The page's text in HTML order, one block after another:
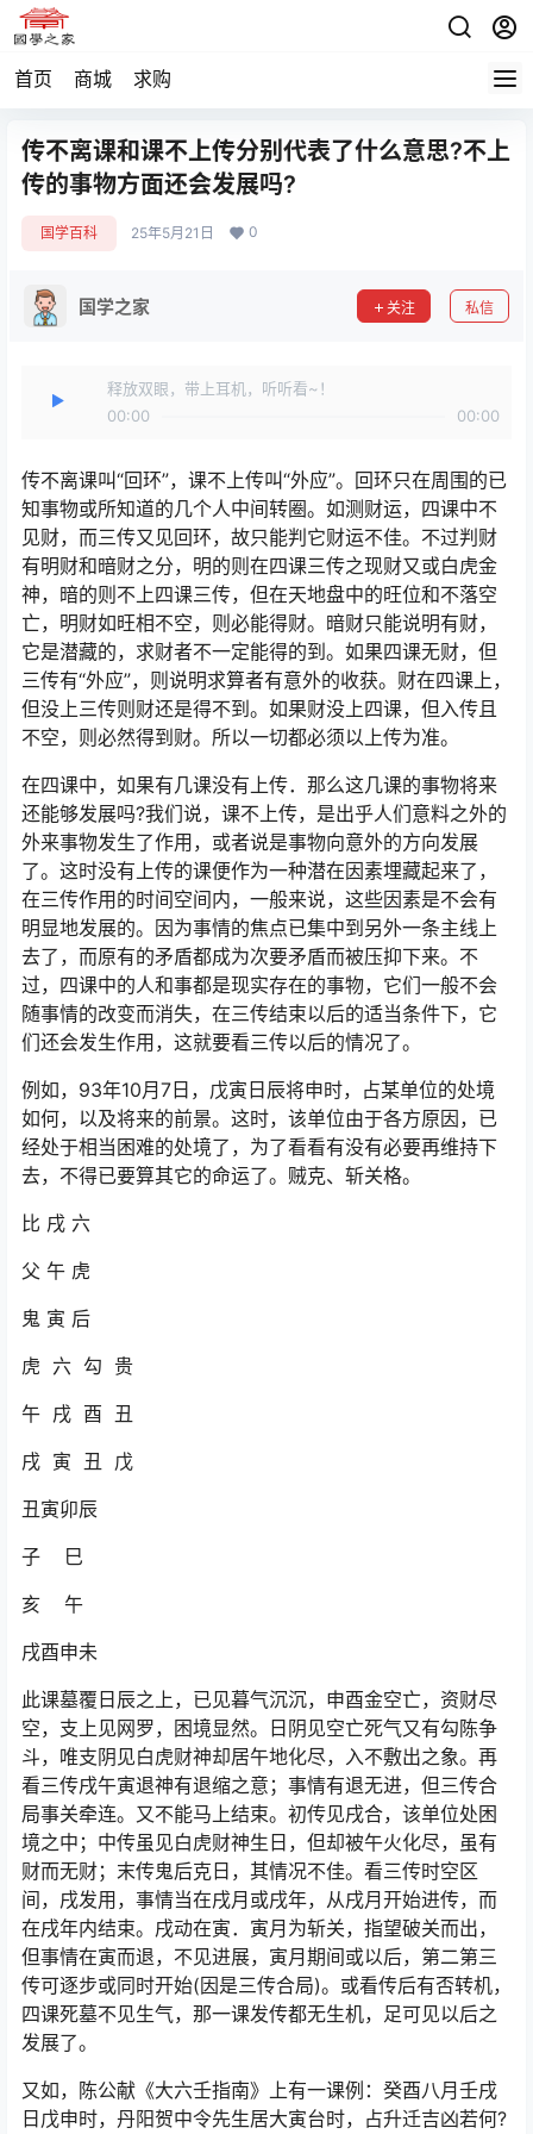
首页 商城 求购
传不离课和课不上传分别代表了什么意思?不上
传的事物方面还会发展吗?
国学百科 25年5月21日 0
国学之家 关注 私信
释放双眼，带上耳机，听听看~！
00:00
00:00
传不离课叫“回环”，课不上传叫“外应”。回环只在周围的已
知事物或所知道的几个人中间转圈。如测财运，四课中不
见财，而三传又见回环，故只能判它财运不佳。不过判财
有明财和暗财之分，明的则在四课三传之现财又或白虎金
神，暗的则不上四课三传，但在天地盘中的旺位和不落空
亡，明财如旺相不空，则必能得财。暗财只能说明有财，
它是潜藏的，求财者不一定能得的到。如果四课无财，但
三传有“外应”，则说明求算者有意外的收获。财在四课上，
但没上三传则财还是得不到。如果财没上四课，但入传且
不空，则必然得到财。所以一切都必须以上传为准。
在四课中，如果有几课没有上传．那么这几课的事物将来
还能够发展吗?我们说，课不上传，是出乎人们意料之外的
外来事物发生了作用，或者说是事物向意外的方向发展
了。这时没有上传的课便作为一种潜在因素埋藏起来了，
在三传作用的时间空间内，一般来说，这些因素是不会有
明显地发展的。因为事情的焦点已集中到另外一条主线上
去了，而原有的矛盾都成为次要矛盾而被压抑下来。不
过，四课中的人和事都是现实存在的事物，它们一般不会
随事情的改变而消失，在三传结束以后的适当条件下，它
们还会发生作用，这就要看三传以后的情况了。
例如，93年10月7日，戊寅日辰将申时，占某单位的处境
如何，以及将来的前景。这时，该单位由于各方原因，已
经处于相当困难的处境了，为了看看有没有必要再维持下
去，不得已要算其它的命运了。贼克、斩关格。
比 戌 六
父 午 虎
鬼 寅 后
虎 六 勾 贵
午 戌 酉 丑
戌 寅 丑 戊
丑寅卯辰
子 巳
亥 午
戌酉申未
此课墓覆日辰之上，已见暮气沉沉，申酉金空亡，资财尽
空，支上见网罗，困境显然。日阴见空亡死气又有勾陈争
斗，唯支阴见白虎财神却居午地化尽，入不敷出之象。再
看三传戌午寅退神有退缩之意；事情有退无进，但三传合
局事关牵连。又不能马上结束。初传见戌合，该单位处困
境之中；中传虽见白虎财神生日，但却被午火化尽，虽有
财而无财；末传鬼后克日，其情况不佳。看三传时空区
间，戌发用，事情当在戌月或戌年，从戌月开始进传，而
在戌年内结束。戌动在寅．寅月为斩关，指望破关而出，
但事情在寅而退，不见进展，寅月期间或以后，第二第三
传可逐步或同时开始(因是三传合局)。或看传后有否转机，
四课死墓不见生气，那一课发传都无生机，足可见以后之
发展了。
又如，陈公献《大六壬指南》上有一课例：癸酉八月壬戌
日戊申时，丹阳贺中令先生居大寅台时，占升迁吉凶若何?